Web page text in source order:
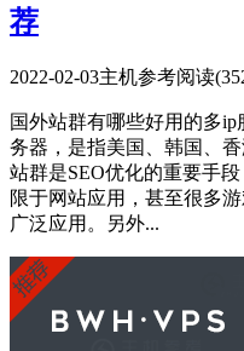
荐
2022-02-03主机参考阅读
国外站群有哪些好用的多
务器，是指美国、韩国、
站群是SEO优化的重要手
限于网站应用，甚至很多
广泛应用。另外...